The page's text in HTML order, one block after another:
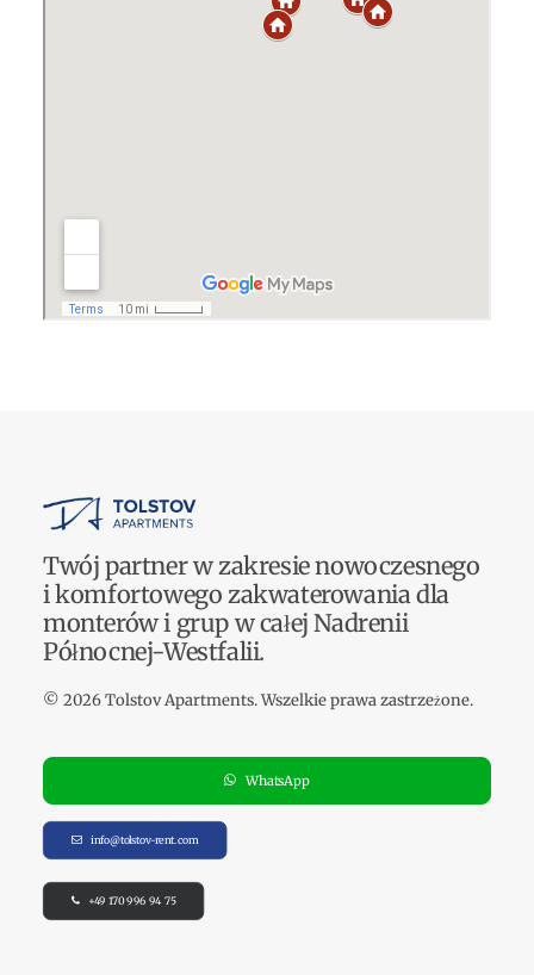
Twój partner w zakresie nowoczesnego
i komfortowego zakwaterowania dla
monterów i grup w całej Nadrenii
Północnej-Westfalii.
© 2026 Tolstov Apartments.Wszelkie prawa zastrzeżone.
WhatsApp
info@tolstov-rent.com
+49 170 996 94 75